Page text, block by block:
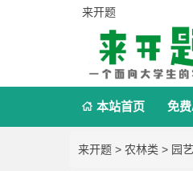
来开题
 本站首页 免
来开题 > 农林类 > 园艺